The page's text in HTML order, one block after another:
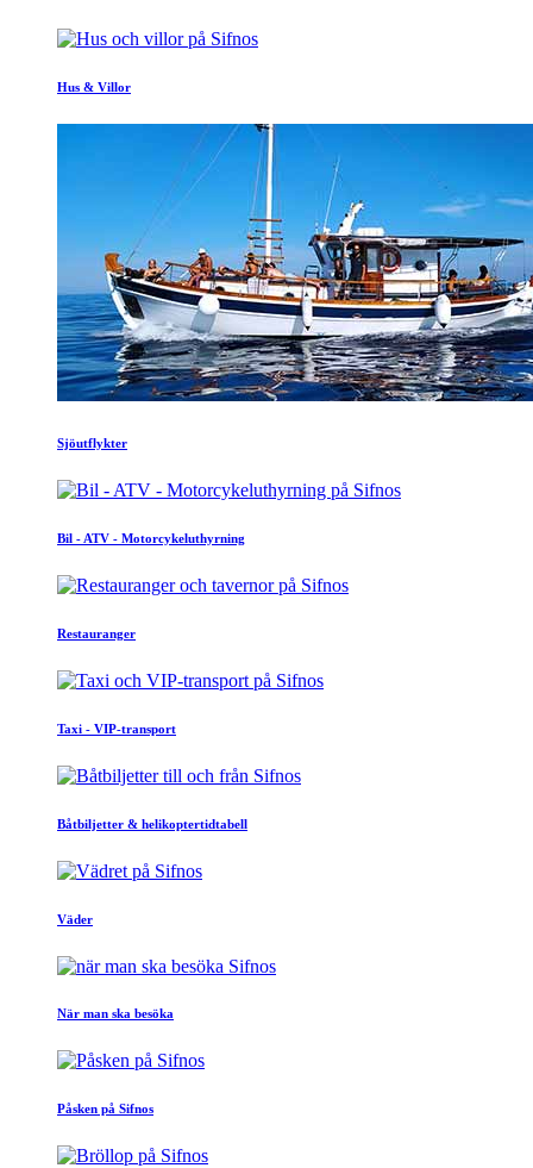
Hus & Villor
Sjöutflykter
Bil - ATV - Motorcykeluthyrning
Restauranger
Taxi - VIP-transport
Båtbiljetter & helikoptertidtabell
Väder
När man ska besöka
Påsken på Sifnos